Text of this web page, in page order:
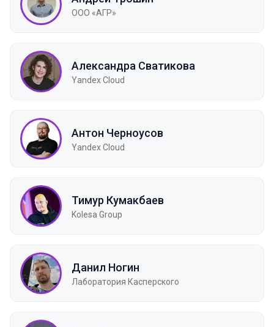
ООО «АГР»
Александра Сватикова
Yandex Cloud
Антон Черноусов
Yandex Cloud
Тимур Кумакбаев
Kolesa Group
Данил Ногин
Лаборатория Касперского